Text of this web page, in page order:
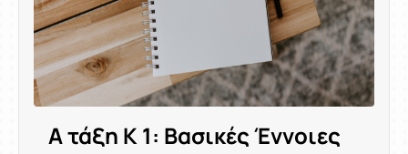
Α τάξη Κ 1: Βασικές Έννοιες